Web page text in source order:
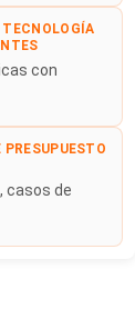
TECNOLOGÍA
con
casos de